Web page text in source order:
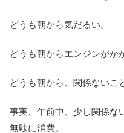
どうも朝から気だるい。
どうも朝からエンジンがか
どうも朝から、関係ないこ
事実、午前中、少し関係な
無駄に消費。